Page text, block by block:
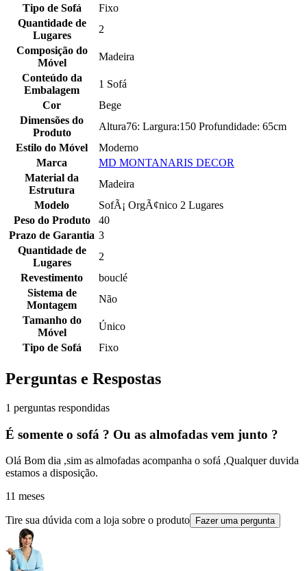
Tipo de Sofá
Fixo
Quantidade de
Lugares
2
Composição do
Móvel
Madeira
Conteúdo da
Embalagem
1 Sofá
Cor
Bege
Dimensões do
Produto
Altura76: Largura:150 Profundidade: 65cm
Estilo do Móvel
Moderno
Marca
MD MONTANARIS DECOR
Material da
Estrutura
Madeira
Modelo
SofÃ¡ OrgÃ¢nico 2 Lugares
Peso do Produto
40
Prazo de Garantia 3
Quantidade de
Lugares
2
Revestimento
bouclé
Sistema de
Montagem
Não
Tamanho do
Móvel
Único
Tipo de Sofá
Fixo
Perguntas e Respostas
1 perguntas respondidas
É somente o sofá ? Ou as almofadas vem junto ?
Olá Bom dia ,sim as almofadas acompanha o sofá ,Qualquer duvida
estamos a disposição.
11 meses
Tire sua dúvida com a loja sobre o produto Fazer uma pergunta